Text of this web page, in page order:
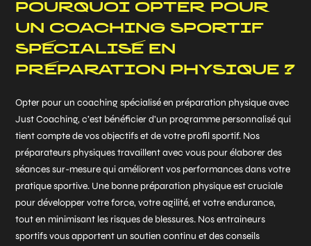
POURQUOI OPTER POUR
UN COACHING SPORTIF
SPÉCIALISÉ EN
PRÉPARATION PHYSIQUE ?
Opter pour un coaching spécialisé en préparation physique avec
Just Coaching, c’est bénéficier d’un programme personnalisé qui
tient compte de vos objectifs et de votre profil sportif. Nos
préparateurs physiques travaillent avec vous pour élaborer des
séances sur-mesure qui améliorent vos performances dans votre
pratique sportive. Une bonne préparation physique est cruciale
pour développer votre force, votre agilité, et votre endurance,
tout en minimisant les risques de blessures. Nos entraineurs
sportifs vous apportent un soutien continu et des conseils